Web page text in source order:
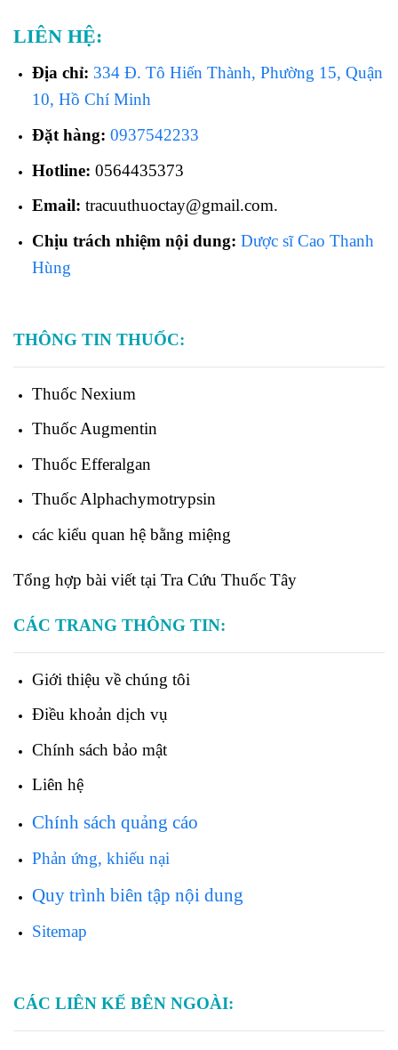
LIÊN HỆ:
Địa chỉ: 334 Đ. Tô Hiến Thành, Phường 15, Quận
10, Hồ Chí Minh
Đặt hàng: 0937542233
Hotline: 0564435373
Email: tracuuthuoctay@gmail.com.
Chịu trách nhiệm nội dung: Dược sĩ Cao Thanh
Hùng
THÔNG TIN THUỐC:
Thuốc Nexium
ThuốcAugmentin
Thuốc Efferalgan
ThuốcAlphachymotrypsin
các kiểu quan hệ bằng miệng
Tổng hợp bài viết tại Tra Cứu Thuốc Tây
CÁC TRANG THÔNG TIN:
Giới thiệu về chúng tôi
Điều khoản dịch vụ
Chính sách bảo mật
Liên hệ
Chính sách quảng cáo
Phản ứng, khiếu nại
Quy trình biên tập nội dung
Sitemap
CÁC LIÊN KẾ BÊN NGOÀI: